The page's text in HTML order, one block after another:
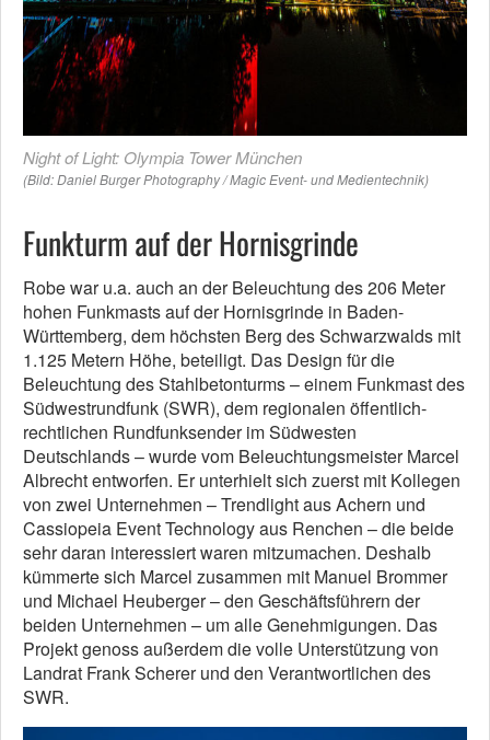
Night of Light: Olympia Tower München
(Bild: Daniel Burger Photography / Magic Event- und Medientechnik)
Funkturm auf der Hornisgrinde
Robe war u.a. auch an der Beleuchtung des 206 Meter
hohen Funkmasts auf der Hornisgrinde in Baden-
Württemberg, dem höchsten Berg des Schwarzwalds mit
1.125 Metern Höhe, beteiligt. Das Design für die
Beleuchtung des Stahlbetonturms – einem Funkmast des
Südwestrundfunk (SWR), dem regionalen öffentlich-
rechtlichen Rundfunksender im Südwesten
Deutschlands – wurde vom Beleuchtungsmeister Marcel
Albrecht entworfen. Er unterhielt sich zuerst mit Kollegen
von zwei Unternehmen – Trendlight aus Achern und
Cassiopeia Event Technology aus Renchen – die beide
sehr daran interessiert waren mitzumachen. Deshalb
kümmerte sich Marcel zusammen mit Manuel Brommer
und Michael Heuberger – den Geschäftsführern der
beiden Unternehmen – um alle Genehmigungen. Das
Projekt genoss außerdem die volle Unterstützung von
Landrat Frank Scherer und den Verantwortlichen des
SWR.